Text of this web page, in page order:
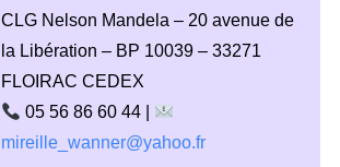
CLG Nelson Mandela – 20 avenue de
la Libération – BP 10039 – 33271
FLOIRAC CEDEX
05 56 86 60 44 |
mireille_wanner@yahoo.fr